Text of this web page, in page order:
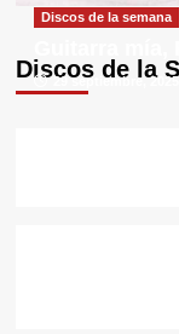
Discos de la
Discos de la semana
29 septiembre, 2025